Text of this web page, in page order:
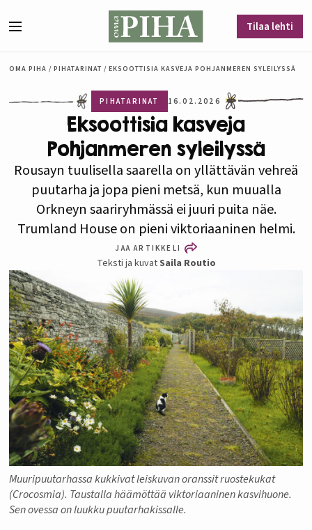
Tilaa lehti
OMA PIHA / PIHATARINAT / EKSOOTTISIA KASVEJA POHJANMEREN SYLEILYSSÄ
PIHATARINAT 16.02.2026
Eksoottisia kasveja
Pohjanmeren syleilyssä
Rousayn tuulisella saarella on yllättävän vehreä
puutarha ja jopa pieni metsä, kun muualla
Orkneyn saariryhmässä ei juuri puita näe.
Trumland House on pieni viktoriaaninen helmi.
JAA ARTIKKELI
Teksti ja kuvat Saila Routio
Muuripuutarhassa kukkivat leiskuvan oranssit ruostekukat
(Crocosmia). Taustalla häämöttää viktoriaaninen kasvihuone.
Sen ovessa on luukku puutarhakissalle.